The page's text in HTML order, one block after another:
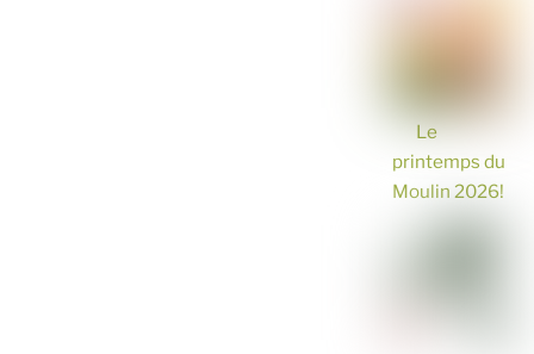
Le
printemps du
Moulin 2026!